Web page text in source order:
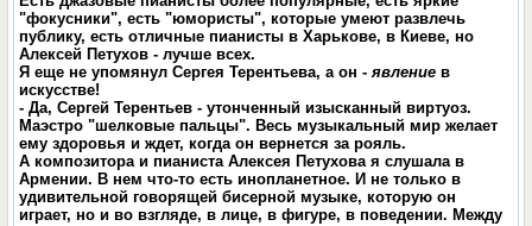
"фокусники", есть "юмористы", которые умеют развлечь
публику, есть отличные пианисты в Харькове, в Киеве, но
Алексей Петухов - лучше всех.
Я еще не упомянул Сергея Терентьева, а он -явление в
искусстве!
- Да, Сергей Терентьев - утонченный изысканный виртуоз.
Маэстро "шелковые пальцы". Весь музыкальный мир желает
ему здоровья и ждет, когда он вернется за рояль.
А композитора и пианиста Алексея Петухова я слушала в
Армении. В нем что-то есть инопланетное. И не только в
удивительной говорящей бисерной музыке, которую он
играет, но и во взгляде, в лице, в фигуре, в поведении. Между